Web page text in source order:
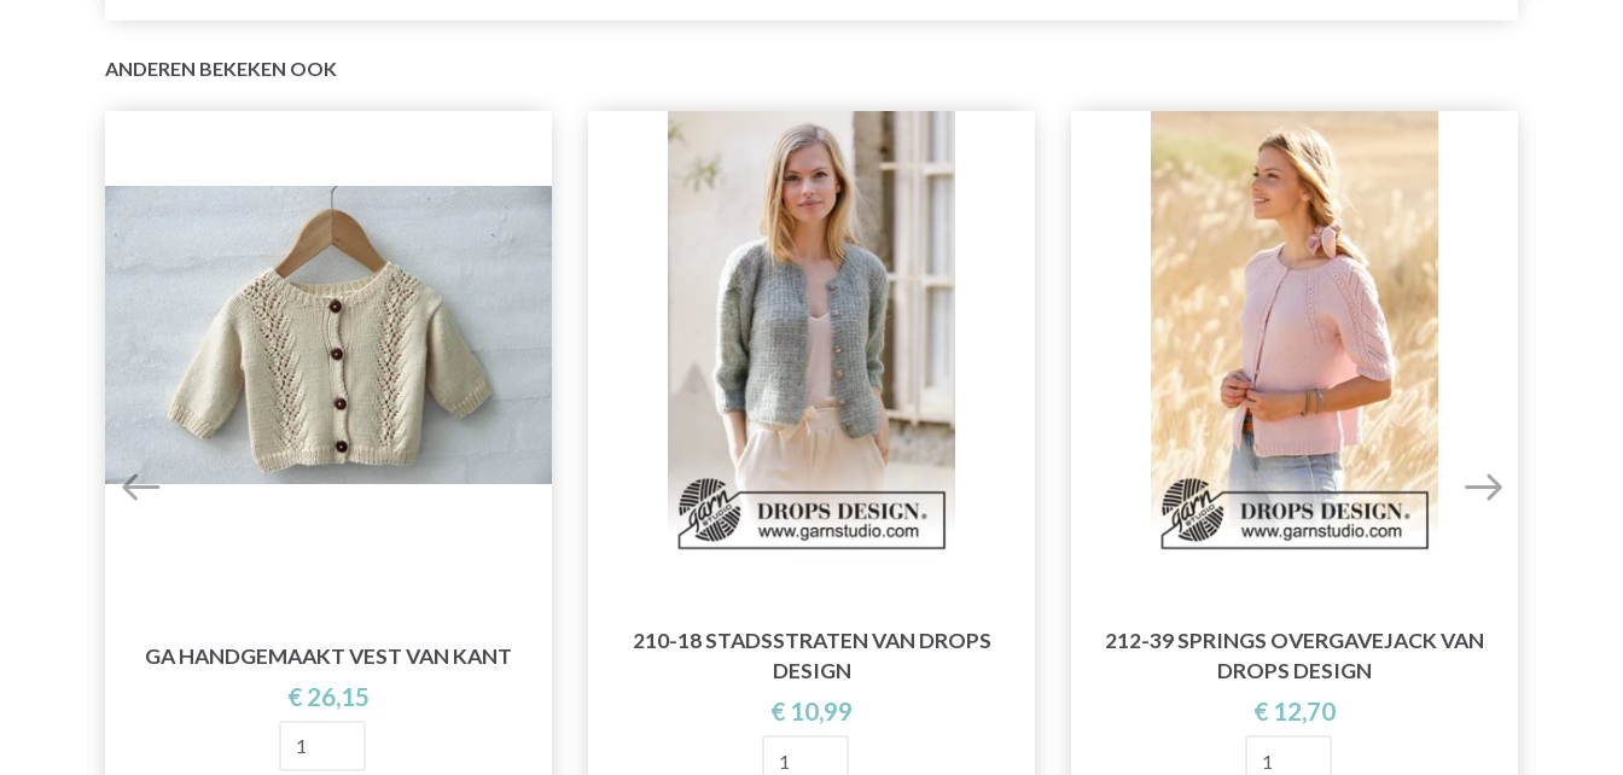
ANDEREN BEKEKEN OOK
GA HANDGEMAAKT VEST VAN KANT
€ 26,15
210-18 STADSSTRATEN VAN DROPS
DESIGN
€ 10,99
212-39 SPRINGS OVERGAVEJACK VAN
DROPS DESIGN
€ 12,70